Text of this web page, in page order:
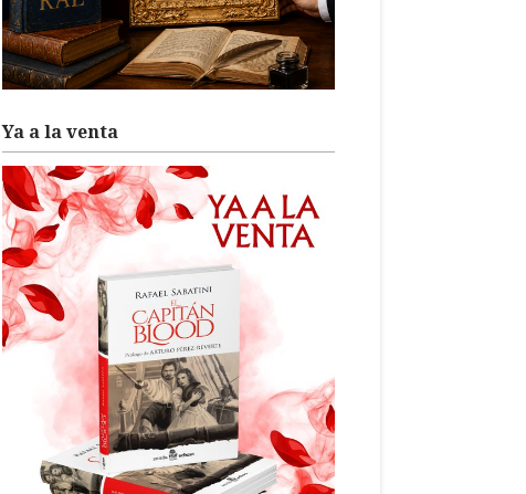
Ya a la venta